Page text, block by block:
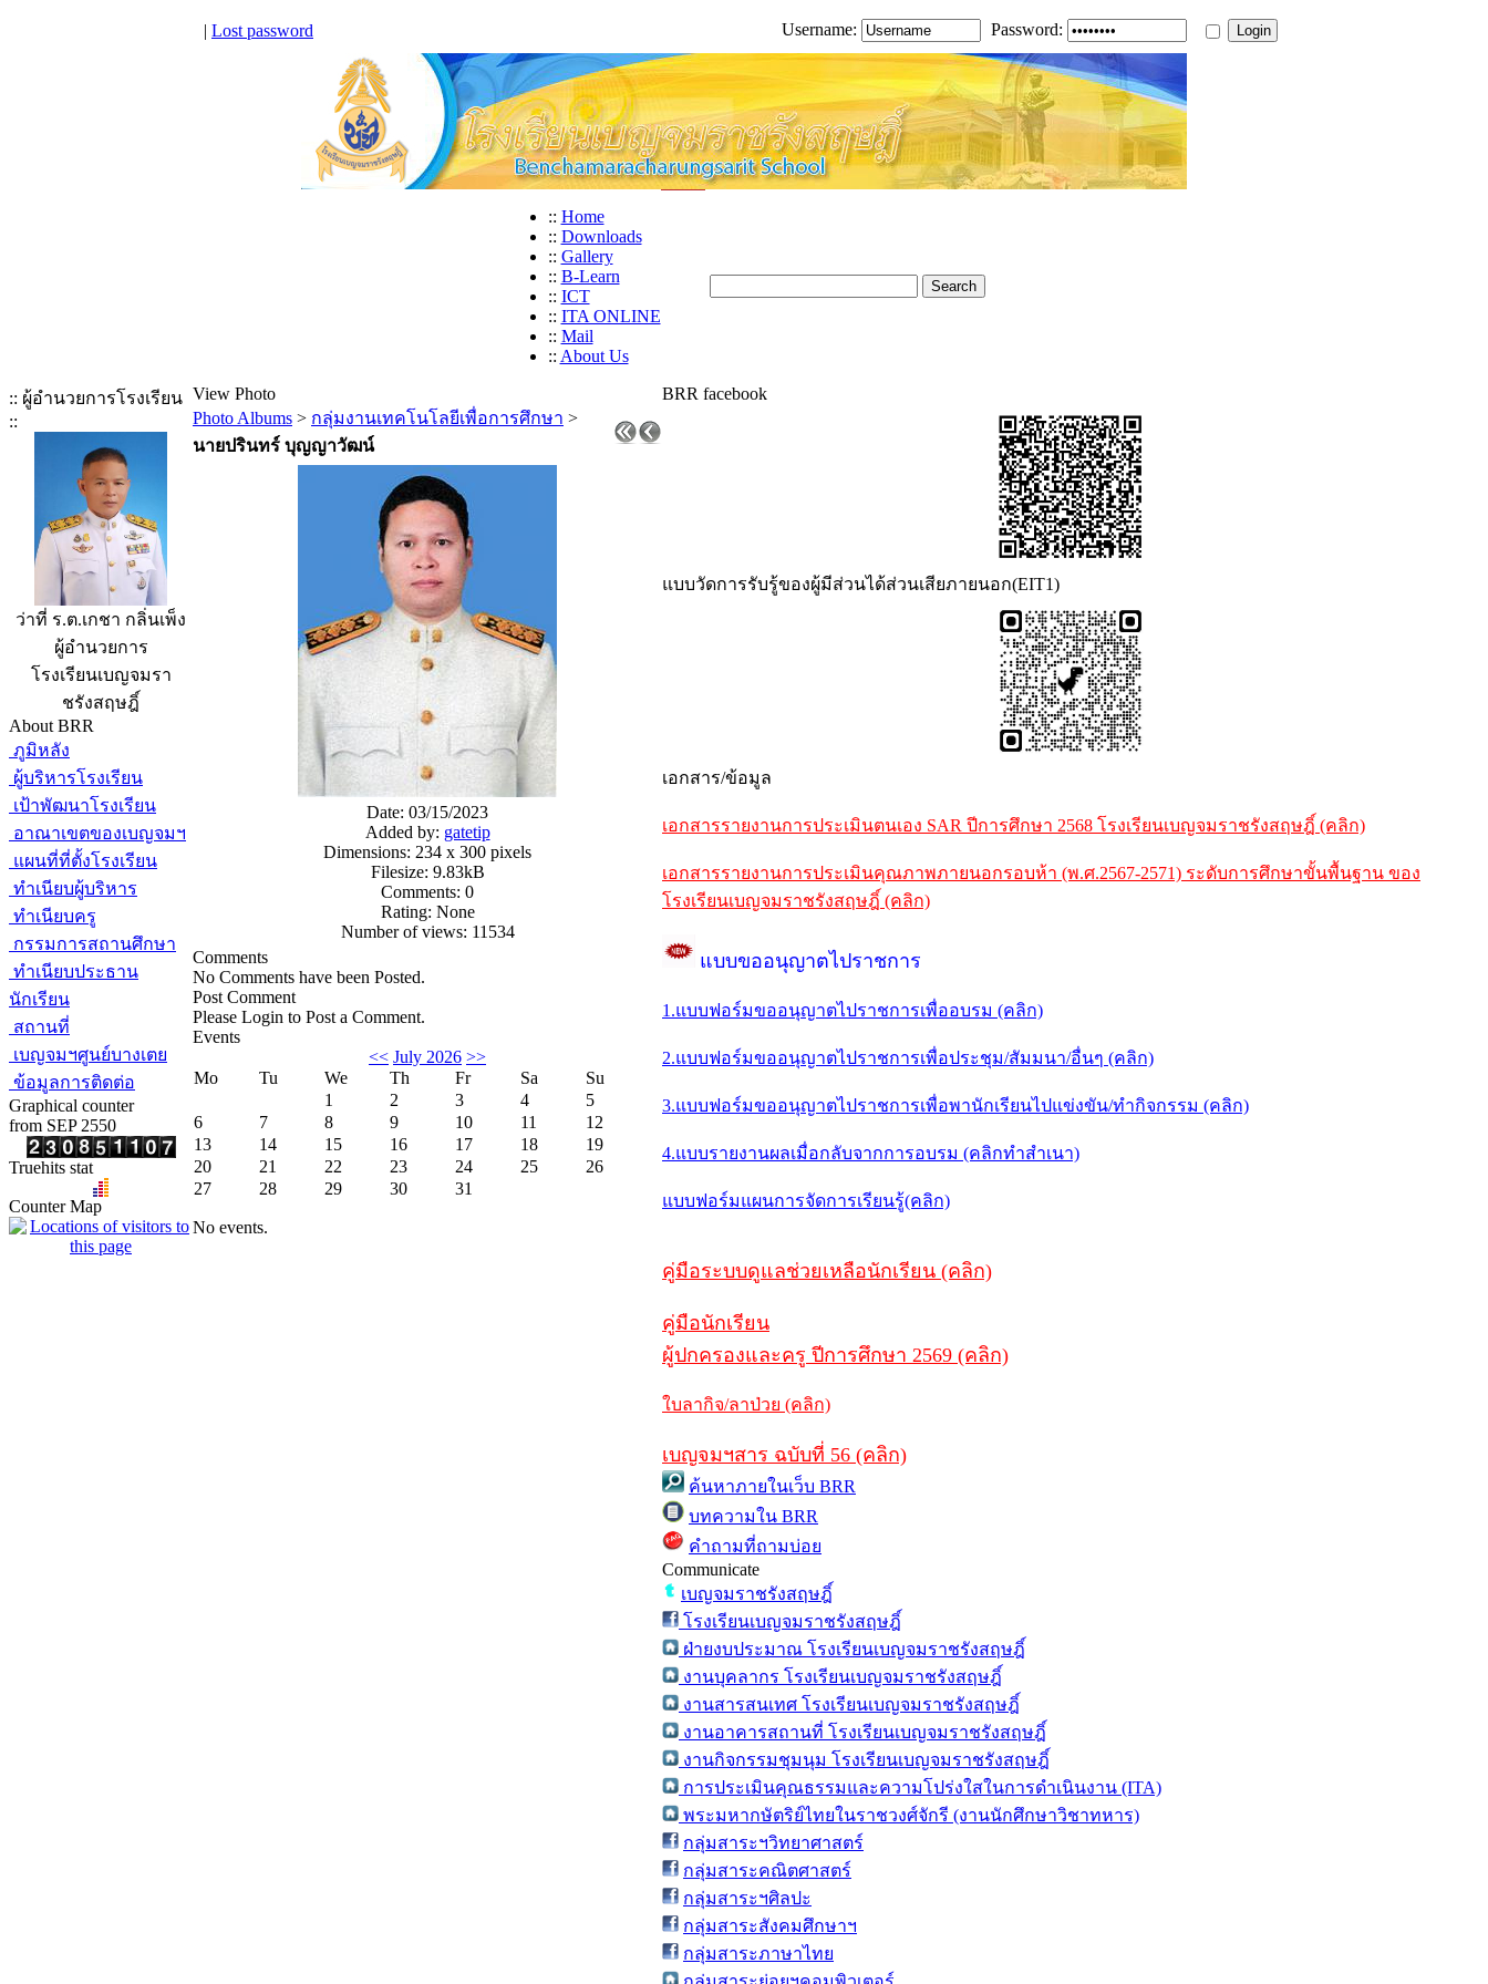
| Lost password Username: Password:
:: Home
:: Downloads
:: Gallery
:: B-Learn
:: ICT
:: ITA ONLINE
:: Mail
:: About Us
:: ผู้อำนวยการโรงเรียน
::
ว่าที่ ร.ต.เกชา กลิ่นเพ็ง
ผู้อำนวยการ
โรงเรียนเบญจมรา
ชรังสฤษฎิ์
About BRR
ภูมิหลัง
ผู้บริหารโรงเรียน
เป้าพัฒนาโรงเรียน
อาณาเขตของเบญจมฯ
แผนที่ที่ตั้งโรงเรียน
ทำเนียบผู้บริหาร
ทำเนียบครู
กรรมการสถานศึกษา
ทำเนียบประธาน
นักเรียน
สถานที่
เบญจมฯศูนย์บางเตย
ข้อมูลการติดต่อ
Graphical counter
from SEP 2550
Truehits stat
Counter Map
View Photo
Photo Albums > กลุ่มงานเทคโนโลยีเพื่อการศึกษา >
นายปรินทร์ บุญญาวัฒน์
Date: 03/15/2023
Added by: gatetip
Dimensions: 234 x 300 pixels
Filesize: 9.83kB
Comments: 0
Rating: None
Number of views: 11534
Comments
No Comments have been Posted.
Post Comment
Please Login to Post a Comment.
Events
<< July 2026 >>
Mo
Tu We Th Fr Sa
Su
1
2 3 4
5
6
7 8 9 10 11
12
13
14 15 16 17 18
19
20
21 22 23 24 25
26
27
28 29 30 31
No events.
BRR facebook
แบบวัดการรับรู้ของผู้มีส่วนได้ส่วนเสียภายนอก(EIT1)
เอกสาร/ข้อมูล
เอกสารรายงานการประเมินตนเอง SAR ปีการศึกษา 2568 โรงเรียนเบญจมราชรังสฤษฎิ์ (คลิก)
เอกสารรายงานการประเมินคุณภาพภายนอกรอบห้า (พ.ศ.2567-2571) ระดับการศึกษาขั้นพื้นฐาน ของ
โรงเรียนเบญจมราชรังสฤษฎิ์ (คลิก)
แบบขออนุญาตไปราชการ
1.แบบฟอร์มขออนุญาตไปราชการเพื่ออบรม (คลิก)
2.แบบฟอร์มขออนุญาตไปราชการเพื่อประชุม/สัมมนา/อื่นๆ (คลิก)
3.แบบฟอร์มขออนุญาตไปราชการเพื่อพานักเรียนไปแข่งขัน/ทำกิจกรรม (คลิก)
4.แบบรายงานผลเมื่อกลับจากการอบรม (คลิกทำสำเนา)
แบบฟอร์มแผนการจัดการเรียนรู้(คลิก)
คู่มือระบบดูแลช่วยเหลือนักเรียน (คลิก)
คู่มือนักเรียน
ผู้ปกครองและครู ปีการศึกษา 2569 (คลิก)
ใบลากิจ/ลาป่วย (คลิก)
เบญจมฯสาร ฉบับที่ 56 (คลิก)
ค้นหาภายในเว็บ BRR
บทความใน BRR
คำถามที่ถามบ่อย
Communicate
เบญจมราชรังสฤษฎิ์
โรงเรียนเบญจมราชรังสฤษฎิ์
ฝ่ายงบประมาณ โรงเรียนเบญจมราชรังสฤษฎิ์
งานบุคลากร โรงเรียนเบญจมราชรังสฤษฎิ์
งานสารสนเทศ โรงเรียนเบญจมราชรังสฤษฎิ์
งานอาคารสถานที่ โรงเรียนเบญจมราชรังสฤษฎิ์
งานกิจกรรมชุมนุม โรงเรียนเบญจมราชรังสฤษฎิ์
การประเมินคุณธรรมและความโปร่งใสในการดำเนินงาน (ITA)
พระมหากษัตริย์ไทยในราชวงศ์จักรี (งานนักศึกษาวิชาทหาร)
กลุ่มสาระฯวิทยาศาสตร์
กลุ่มสาระคณิตศาสตร์
กลุ่มสาระฯศิลปะ
กลุ่มสาระสังคมศึกษาฯ
กลุ่มสาระภาษาไทย